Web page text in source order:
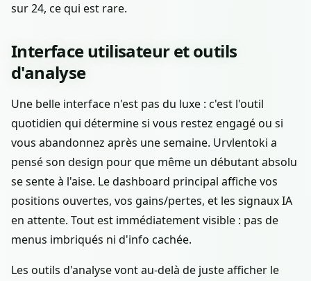
sur 24, ce qui est rare.
Interface utilisateur et outils
d'analyse
Une belle interface n'est pas du luxe : c'est l'outil
quotidien qui détermine si vous restez engagé ou si
vous abandonnez après une semaine. Urvlentoki a
pensé son design pour que même un débutant absolu
se sente à l'aise. Le dashboard principal affiche vos
positions ouvertes, vos gains/pertes, et les signaux IA
en attente. Tout est immédiatement visible : pas de
menus imbriqués ni d'info cachée.
Les outils d'analyse vont au-delà de juste afficher le